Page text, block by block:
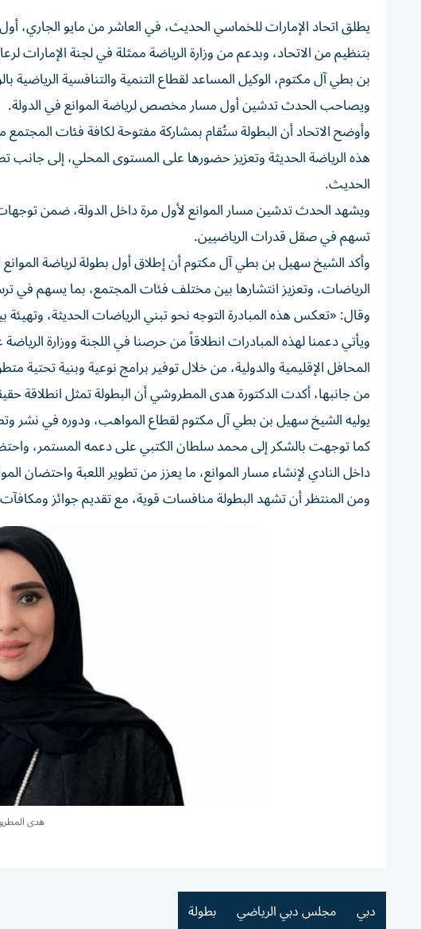
يطلق اتحاد الإمارات للخماسي الحديث، في العاشر من مايو الجاري،
بتنظيم من الاتحاد، وبدعم من وزارة الرياضة ممثلة في لجنة الإمارات
بن بطي آل مكتوم، الوكيل المساعد لقطاع التنمية والتنافسية الرياضية
ويصاحب الحدث تدشين أول مسار مخصص لرياضة الموانع في الدولة.
وأوضح الاتحاد أن البطولة ستُقام بمشاركة مفتوحة لكافة فئات
هذه الرياضة الحديثة وتعزيز حضورها على المستوى المحلي، إلى
الحديث.
ويشهد الحدث تدشين مسار الموانع لأول مرة داخل الدولة، ضمن توجهات
تسهم في صقل قدرات الرياضيين.
وأكد الشيخ سهيل بن بطي آل مكتوم أن إطلاق أول بطولة لرياضة
الرياضات، وتعزيز انتشارها بين مختلف فئات المجتمع، بما يسهم في
وقال: «تعكس هذه المبادرة التوجه نحو تبني الرياضات الحديثة،
ويأتي دعمنا لهذه المبادرات انطلاقاً من حرصنا في اللجنة ووزارة
المحافل الإقليمية والدولية، من خلال توفير برامج نوعية وبنية
من جانبها، أكدت الدكتورة هدى المطروشي أن البطولة تمثل انطلاقة
يوليه الشيخ سهيل بن بطي آل مكتوم لقطاع المواهب، ودوره في نشر
كما توجهت بالشكر إلى محمد سلطان الكتبي على دعمه المستمر،
داخل النادي لإنشاء مسار الموانع، ما يعزز من تطوير اللعبة واحتضان
ومن المنتظر أن تشهد البطولة منافسات قوية، مع تقديم جوائز ومكافآت
هدى
دبي مجلس دبي الرياضي بطولة